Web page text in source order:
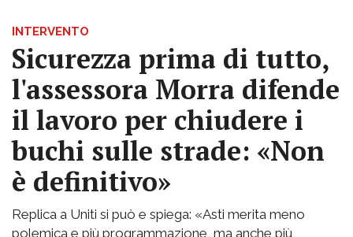
INTERVENTO
Sicurezza prima di tutto,
l'assessora Morra difende
il lavoro per chiudere i
buchi sulle strade: «Non
è definitivo»
Replica a Uniti si può e spiega: «Asti merita meno
polemica e più programmazione, ma anche più